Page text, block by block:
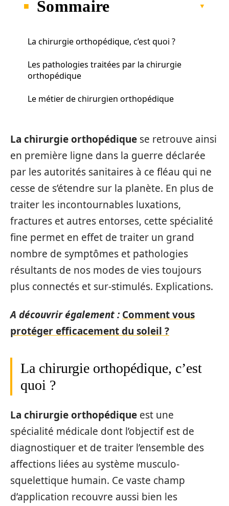
Sommaire
La chirurgie orthopédique, c’est quoi ?
Les pathologies traitées par la chirurgie
orthopédique
Le métier de chirurgien orthopédique
La chirurgie orthopédique se retrouve ainsi
en première ligne dans la guerre déclarée
par les autorités sanitaires à ce fléau qui ne
cesse de s’étendre sur la planète. En plus de
traiter les incontournables luxations,
fractures et autres entorses, cette spécialité
fine permet en effet de traiter un grand
nombre de symptômes et pathologies
résultants de nos modes de vies toujours
plus connectés et sur-stimulés. Explications.
A découvrir également : Comment vous
protéger efficacement du soleil ?
La chirurgie orthopédique, c’est
quoi ?
La chirurgie orthopédique est une
spécialité médicale dont l’objectif est de
diagnostiquer et de traiter l’ensemble des
affections liées au système musculo-
squelettique humain. Ce vaste champ
d’application recouvre aussi bien les